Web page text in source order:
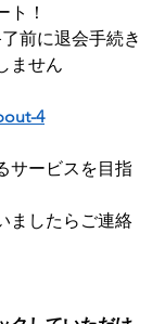
ト！
前に退会手続き
ません
4
サービスを目指
ましたらご連絡